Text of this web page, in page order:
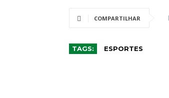
COMPARTILHAR
TAGS: ESPORTES